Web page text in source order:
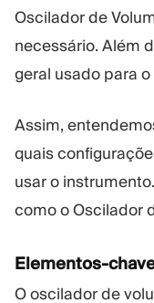
Oscilador de
necessário. Além
geral usado para o
Assim,
quais
usar o
como o Oscilador
Elementos-
O oscilador de